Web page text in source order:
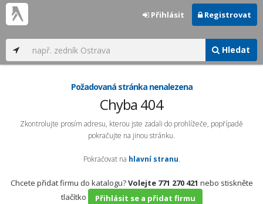
Hledat
Přihlásit Registrovat
Požadovaná stránka nenalezena
Chyba 404
Zkontrolujte prosím adresu, kterou jste zadali do prohlížeče, popřípadě
pokračujte na jinou stránku.
Pokračovat na hlavní stranu.
Chcete přidat firmu do katalogu?Volejte 771 270 421 nebo stiskněte
tlačítko
Přihlásit se a přidat firmu